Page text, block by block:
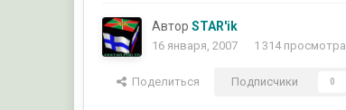
АвторSTAR'ik
16 января, 2007 1 314 просмотра
Поделиться Подписчики 0